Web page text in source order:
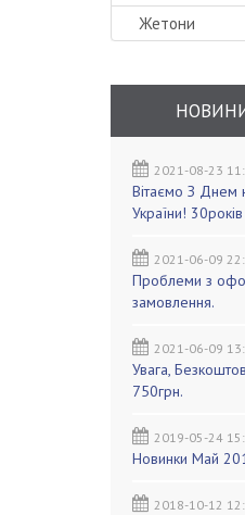
Жетони
2021-08-23
Вітаємо З Днем
України! 30років
2021-06-09
Проблеми з
замовлення.
2021-06-09
Увага,
750грн.
2019-05-24
Новинки Май
2018-10-12